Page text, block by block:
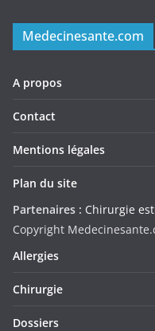
Medecinesante.com
A propos
Contact
Mentions légales
Plan du site
Partenaires : Chirurgie
Copyright
Allergies
Chirurgie
Dossiers